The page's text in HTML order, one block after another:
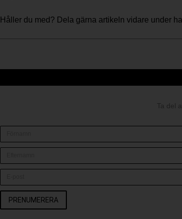
Håller du med? Dela gärna artikeln vidare under
Ta del
PRENUMERERA